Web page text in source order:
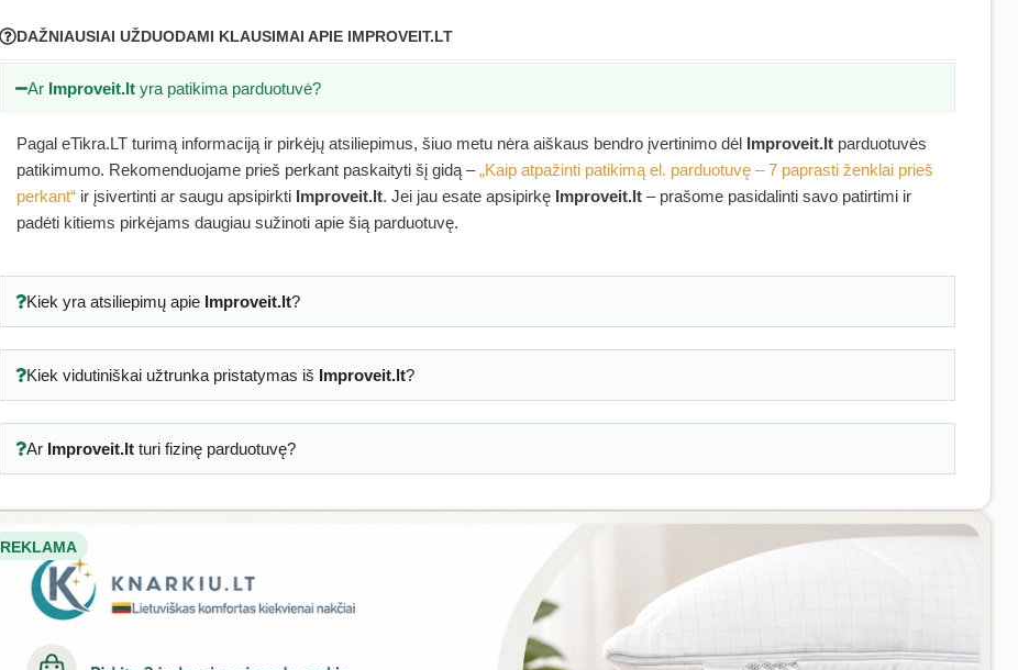
DAŽNIAUSIAI UŽDUODAMI KLAUSIMAI APIE IMPROVEIT.LT
Ar Improveit.lt yra patikima parduotuvė?
Pagal eTikra.LT turimą informaciją ir pirkėjų atsiliepimus, šiuo metu nėra aiškaus bendro įvertinimo dėl Improveit.lt parduotuvės
patikimumo. Rekomenduojame prieš perkant paskaityti šį gidą –„Kaip atpažinti patikimą el. parduotuvę – 7 paprasti ženklai prieš
perkant“ ir įsivertinti ar saugu apsipirkti Improveit.lt. Jei jau esate apsipirkę Improveit.lt – prašome pasidalinti savo patirtimi ir
padėti kitiems pirkėjams daugiau sužinoti apie šią parduotuvę.
Kiek yra atsiliepimų apie Improveit.lt?
Kiek vidutiniškai užtrunka pristatymas iš Improveit.lt?
Ar Improveit.ltturi fizinę parduotuvę?
REKLAMA